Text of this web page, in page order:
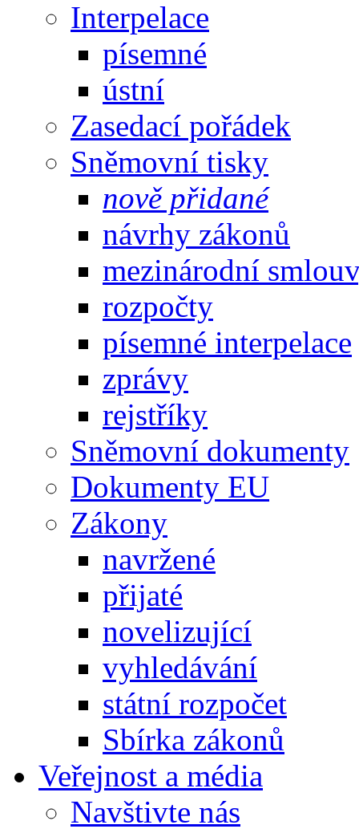
Interpelace
písemné
ústní
Zasedací pořádek
Sněmovní tisky
nově přidané
návrhy zákonů
mezinárodní
rozpočty
písemné interpelace
zprávy
rejstříky
Sněmovní dokumenty
Dokumenty EU
Zákony
navržené
přijaté
novelizující
vyhledávání
státní rozpočet
Sbírka zákonů
Veřejnost a média
Navštivte nás